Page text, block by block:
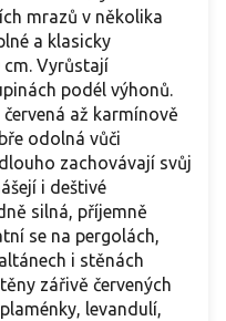
mrazů v několika
a klasicky
cm. Vyrůstají
podél výhonů.
až karmínově
odolná vůči
zachovávají svůj
i deštivé
silná, příjemně
se na pergolách,
i stěnách
zářivě červených
levandulí,